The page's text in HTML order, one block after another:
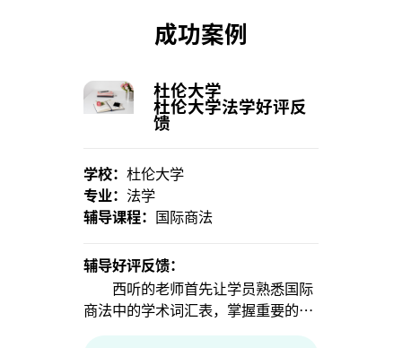
成功案例
杜伦大学
杜伦大学法学好评反
馈
学校： 杜伦大学
专业： 法学
辅导课程：
国际商法
辅导好评反馈：
西听的老师首先让学员熟悉国际
商法中的学术词汇表，掌握重要的学